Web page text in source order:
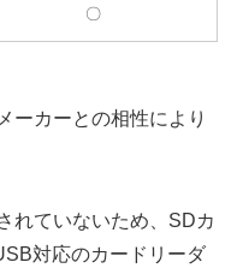
〇
ーカーとの相性により
れていないため、SDカ
対応のカードリーダ